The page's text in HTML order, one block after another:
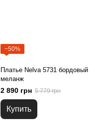
−50%
Платье Nelva 5731 бордовый
меланж
2 890 грн 5 779 грн
Купить